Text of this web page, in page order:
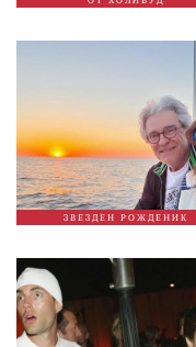
ЗВЕЗДЕН РОЖДЕНИК